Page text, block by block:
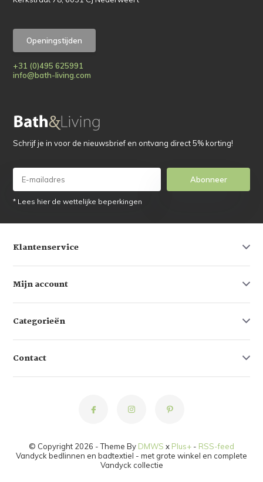
Openingstijden
+31 (0)495 625991
info@bath-living.com
Schrijf je in voor de nieuwsbrief en ontvang direct 5% korting!
Abonneer
* Lees hier de wettelijke beperkingen
Klantenservice
Mijn account
Categorieën
Contact
© Copyright 2026 - Theme By DMWS x Plus+ - RSS-feed
Vandyck bedlinnen en badtextiel - met grote winkel en complete
Vandyck collectie